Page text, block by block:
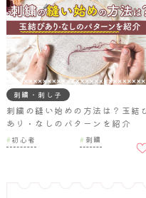
刺繍・刺し子
刺繍の縫い始めの方法は？玉結
あり・なしのパターンを紹介
初心者 刺繍
入り